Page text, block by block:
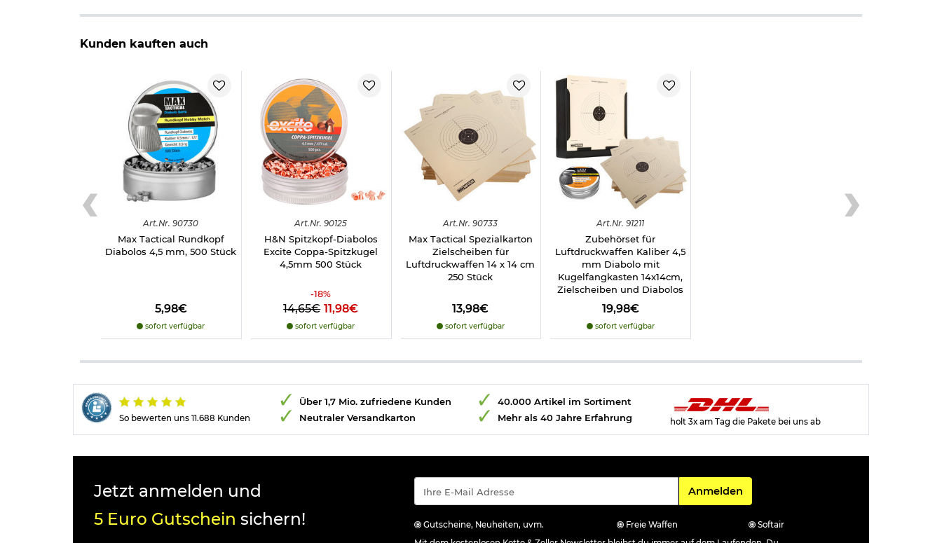
Kunden kauften auch
Art.Nr. 90730
Max Tactical Rundkopf
Diabolos 4,5 mm, 500 Stück
5,98€
sofort verfügbar
Art.Nr. 90125
H&N Spitzkopf-Diabolos
Excite Coppa-Spitzkugel
4,5mm 500 Stück
-18%
14,65€ 11,98€
sofort verfügbar
Art.Nr. 90733
Max Tactical Spezialkarton
Zielscheiben für
Luftdruckwaffen 14 x 14 cm
250 Stück
13,98€
sofort verfügbar
Art.Nr. 91211
Zubehörset für
Luftdruckwaffen Kaliber 4,5
mm Diabolo mit
Kugelfangkasten 14x14cm,
Zielscheiben und Diabolos
19,98€
sofort verfügbar
So bewerten uns 11.688 Kunden
Über 1,7 Mio. zufriedene Kunden
Neutraler Versandkarton
40.000 Artikel im Sortiment
Mehr als 40 Jahre Erfahrung
holt 3x am Tag die Pakete bei uns ab
Jetzt anmelden und
5 Euro Gutschein sichern!
Für den Newsletter
Anmelden
Gutscheine, Neuheiten, uvm. Freie Waffen
Softair